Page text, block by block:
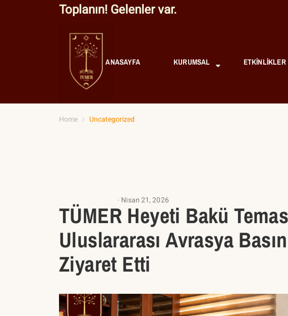
Toplanın! Gelenler var.
ANASAYFA KURUMSAL ETKINLIKLER
Home Uncategorized
Nisan 21, 2026
TÜMER Heyeti Bakü
Uluslararası Avrasya
Ziyaret Etti